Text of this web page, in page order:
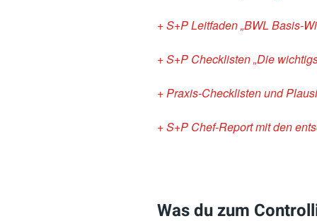
+ S+P Leitfaden „BWL Basis-
+ S+P Checklisten „Die
+ Praxis-Checklisten und
+ S+P Chef-Report mit den
Was du zum